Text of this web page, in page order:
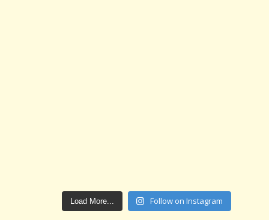
Load More... Follow on Instagram